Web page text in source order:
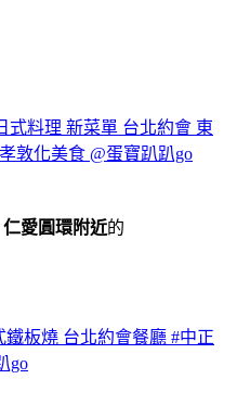
式料理 新菜單 台北約會 東
敦化美食 @蛋寶趴趴go
愛圓環附近的
板燒 台北約會餐廳 #中正
go